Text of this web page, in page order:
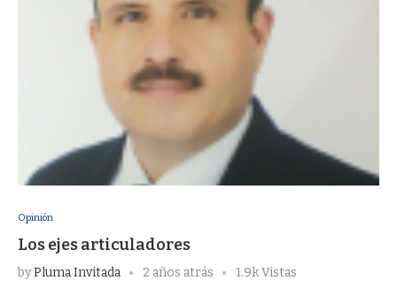
Opinión
Los ejes articuladores
byPluma Invitada 2 años atrás 1.9k Vistas